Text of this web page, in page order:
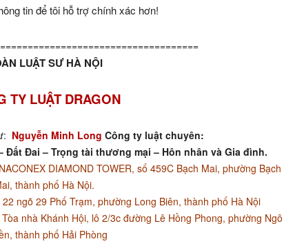
tin để tôi hỗ trợ chính xác hơn!
LUẬT SƯ HÀ NỘI
TY LUẬT DRAGON
Nguyễn Minh Long Công ty luật chuyên:
Đai – Trọng tài thương mại – Hôn nhân và Gia đình.
DIAMOND TOWER, số 459C Bạch Mai, phường Bạch
thành phố Hà Nội.
22 ngõ 29 Phố Trạm, phường Long Biên, thành phố Hà Nội
nhà Khánh Hội, lô 2/3c đường Lê Hồng Phong, phường Ngô
thành phố Hải Phòng